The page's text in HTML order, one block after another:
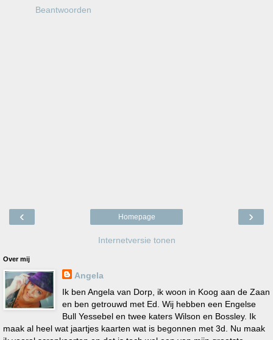
Beantwoorden
‹ ›
Homepage
Internetversie tonen
Over mij
Angela
Ik ben Angela van Dorp, ik woon in Koog aan de Zaan
en ben getrouwd met Ed. Wij hebben een Engelse
Bull Yessebel en twee katers Wilson en Bossley. Ik
maak al heel wat jaartjes kaarten wat is begonnen met 3d. Nu maak